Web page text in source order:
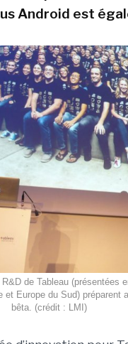
Android est
de Tableau (présentées
et Europe du Sud)
bêta. (crédit : LMI)